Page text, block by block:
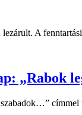
A
„Rabok